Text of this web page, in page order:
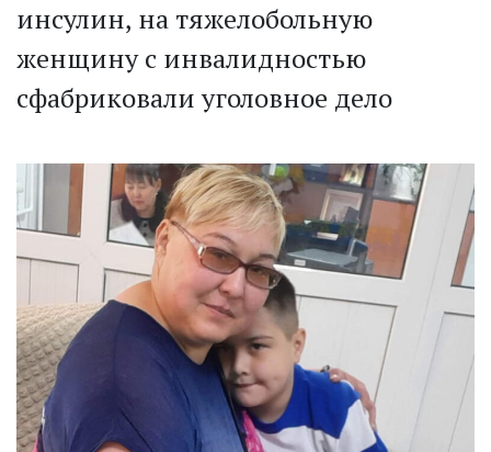
инсулин, на тяжелобольную
женщину с инвалидностью
сфабриковали уголовное дело